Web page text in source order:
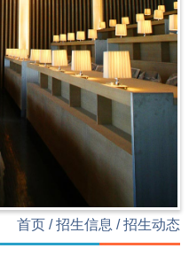
首页 /招生信息 /招生动态